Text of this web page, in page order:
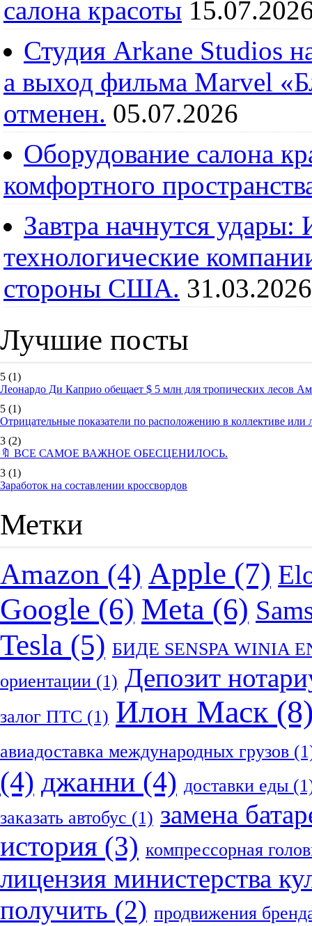
салона красоты
Студия Arkane Studios
а выход фильма Marvel
отменен. 05.07.2026
Оборудование салона
комфортного
Завтра начнутся
технологические
стороны США. 31.03.2026
Лучшие посты
5 (1)
Леонардо Ди Каприо обещает $ 5 млн для тропических лесов
5 (1)
Отрицательные показатели по расположению в коллективе
3 (2)
🔖 ВСЕ САМОЕ ВАЖНОЕ ОБЕСЦЕНИЛОСЬ.
3 (1)
Заработок на составлении кроссвордов
Метки
Amazon (4) Apple (7)
Google (6) Meta (6)
Tesla (5) БИДЕ SENSPA WINIA
ориентации (1) Депозит
залог ПТС (1) Илон Маск
авиадоставка международных грузов
(4) джанни (4) доставки еды
заказать автобус (1) замена
история (3) компрессорная
лицензия министерства
получить (2) продвижения